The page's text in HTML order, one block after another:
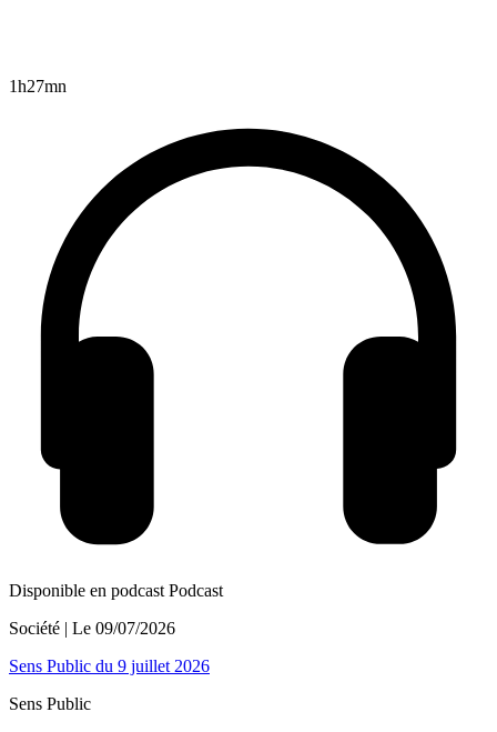
1h27mn
Disponible en podcast Podcast
Société | Le 09/07/2026
Sens Public du 9 juillet 2026
Sens Public